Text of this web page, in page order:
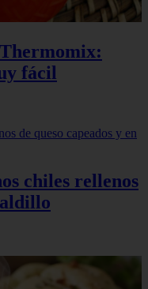
fácil
chiles rellenos